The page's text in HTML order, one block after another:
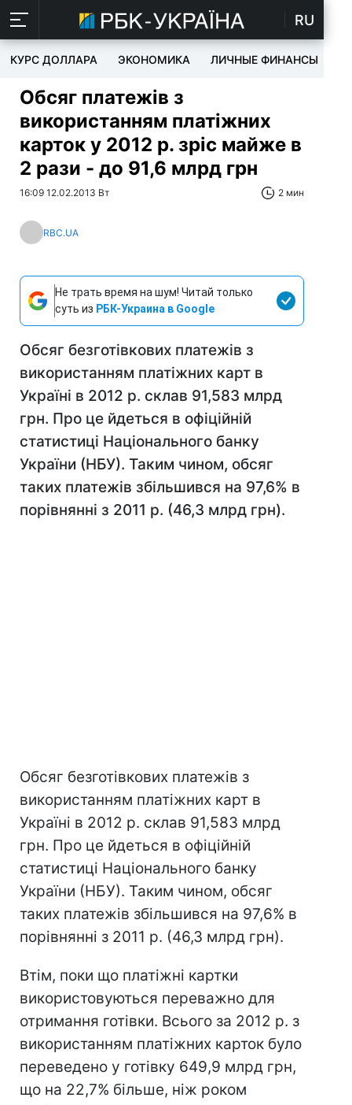
RU
КУРС ДОЛЛАРА ЭКОНОМИКА ЛИЧНЫЕ ФИНАНСЫ
Обсяг платежів з
використанням платіжних
карток у 2012 р. зріс майже в
2 рази - до 91,6 млрд грн
16:09 12.02.2013 Вт 2 мин
RBC.UA
Не трать время на шум! Читай только
суть из РБК-Украина в Google
Обсяг безготівкових платежів з
використанням платіжних карт в
Україні в 2012 р. склав 91,583 млрд
грн. Про це йдеться в офіційній
статистиці Національного банку
України (НБУ). Таким чином, обсяг
таких платежів збільшився на 97,6% в
порівнянні з 2011 р. (46,3 млрд грн).
Обсяг безготівкових платежів з
використанням платіжних карт в
Україні в 2012 р. склав 91,583 млрд
грн. Про це йдеться в офіційній
статистиці Національного банку
України (НБУ). Таким чином, обсяг
таких платежів збільшився на 97,6% в
порівнянні з 2011 р. (46,3 млрд грн).
Втім, поки що платіжні картки
використовуються переважно для
отримання готівки. Всього за 2012 р. з
використанням платіжних карток було
переведено у готівку 649,9 млрд грн,
що на 22,7% більше, ніж роком